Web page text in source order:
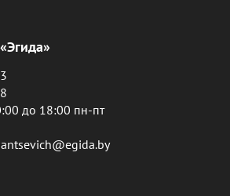
до 18:00 пн-пт